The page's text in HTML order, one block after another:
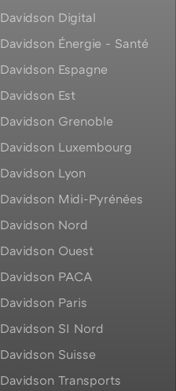
Davidson Digital
Davidson Énergie - Santé
Davidson Espagne
Davidson Est
Davidson Grenoble
Davidson Luxembourg
Davidson Lyon
Davidson Midi-Pyrénées
Davidson Nord
Davidson Ouest
Davidson PACA
Davidson Paris
Davidson SI Nord
Davidson Suisse
Davidson Transports